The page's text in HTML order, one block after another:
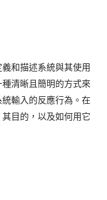
和描述系統與其使用
清晰且簡明的方式來
輸入的反應行為。在
目的，以及如何用它